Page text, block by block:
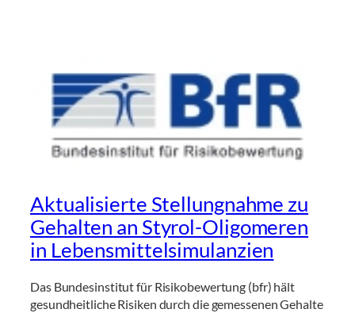
Aktualisierte Stellungnahme zu
Gehalten an Styrol-Oligomeren
in Lebensmittelsimulanzien
Das Bundesinstitut für Risikobewertung (bfr) hält
gesundheitliche Risiken durch die gemessenen Gehalte